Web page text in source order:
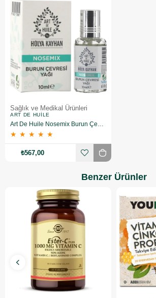
Sağlık ve Medikal Ürünleri
ART DE HUILE
Art De Huile Nosemix Burun Çevresi Bakım Yağı 10 ml
★ ★ ★ ★ ★
₺567,00
Benzer Ürünler